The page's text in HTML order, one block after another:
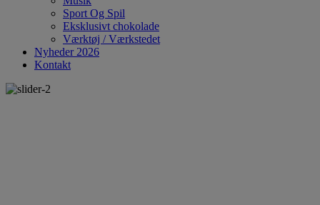
Sport Og Spil
Eksklusivt chokolade
Værktøj / Værkstedet
Nyheder 2026
Kontakt